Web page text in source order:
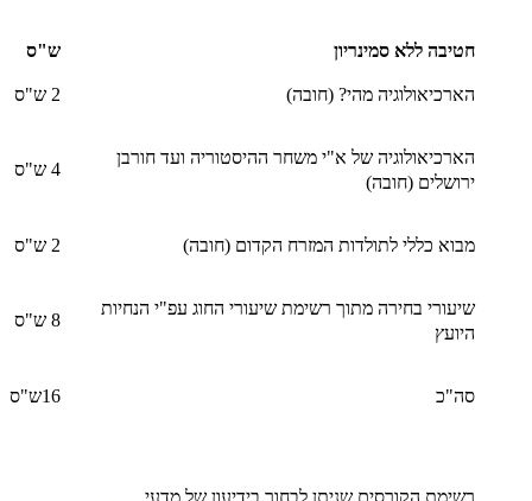
חטיבה ללא סמינריון ש"ס
הארכיאולוגיה מהי? (חובה) 2 ש"ס
הארכיאולוגיה של א"י משחר ההיסטוריה ועד חורבן
ירושלים (חובה)
4 ש"ס
מבוא כללי לתולדות המזרח הקדום (חובה) 2 ש"ס
שיעורי בחירה מתוך רשימת שיעורי החוג עפ"י הנחיות
היועץ
8 ש"ס
סה"כ 16ש"ס